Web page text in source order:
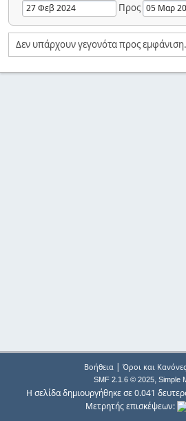
Προς
Δεν υπάρχουν γεγονότα προς εμφάνιση.
Βοήθεια| Όροι και Κανόνες
SMF 2.1.6 © 2025, Simple
Η σελίδα δημιουργήθηκε σε 0.041
Μετρητής επισκέψεων: